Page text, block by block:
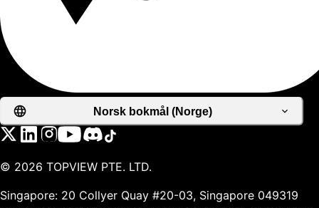
Norsk bokmål (Norge)
© 2026 TOPVIEW PTE. LTD.
Singapore: 20 Collyer Quay #20-03, Singapore 049319